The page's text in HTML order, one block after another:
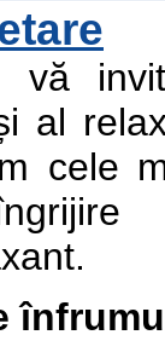
vă
al
cele